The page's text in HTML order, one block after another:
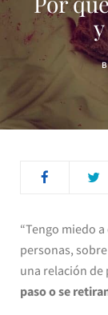
“Tengo miedo
personas,
una relación de
pasoo se